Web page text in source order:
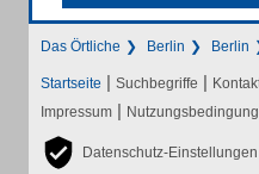
Das Örtliche Berlin Berlin
Startseite | Suchbegriffe |
Impressum |
Datenschutz-Einstellungen